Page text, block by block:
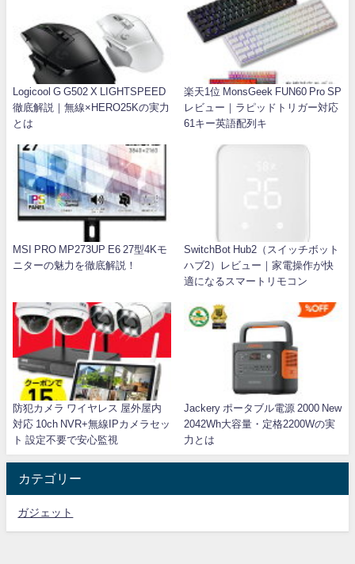
Logicool G G502 X LIGHTSPEED
徹底解説｜無線×HERO25Kの実力
とは
楽天1位 MonsGeek FUN60 Pro SP
レビュー｜ラピッドトリガー対応
61キー英語配列キ
MSI PRO MP273UP E6 27型4Kモ
ニターの魅力を徹底解説！
SwitchBot Hub2（スイッチボット
ハブ2）レビュー｜家電操作が快
適になるスマートリモコン
防犯カメラ ワイヤレス 屋外屋内
対応 10ch NVR+無線IPカメラセッ
ト 設定不要で安心監視
Jackery ポータブル電源 2000 New
2042Wh大容量・定格2200Wの実
力とは
カテゴリー
ガジェット